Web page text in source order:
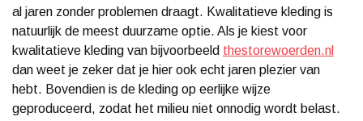
al jaren zonder problemen draagt. Kwalitatieve kleding is
natuurlijk de meest duurzame optie. Als je kiest voor
kwalitatieve kleding van bijvoorbeeld thestorewoerden.nl
dan weet je zeker dat je hier ook echt jaren plezier van
hebt. Bovendien is de kleding op eerlijke wijze
geproduceerd, zodat het milieu niet onnodig wordt belast.